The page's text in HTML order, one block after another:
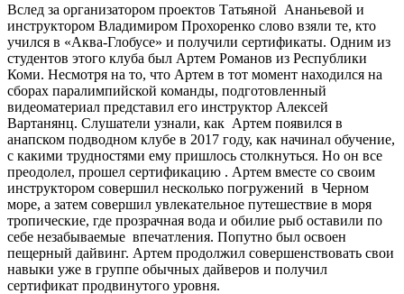
Вслед за организатором проектов Татьяной Ананьевой и
инструктором Владимиром Прохоренко слово взяли те, кто
учился в «Аква-Глобусе» и получили сертификаты. Одним из
студентов этого клуба был Артем Романов из Республики
Коми. Несмотря на то, что Артем в тот момент находился на
сборах паралимпийской команды, подготовленный
видеоматериал представил его инструктор Алексей
Вартанянц. Слушатели узнали, как Артем появился в
анапском подводном клубе в 2017 году, как начинал обучение,
с какими трудностями ему пришлось столкнуться. Но он все
преодолел, прошел сертификацию . Артем вместе со своим
инструктором совершил несколько погружений в Черном
море, а затем совершил увлекательное путешествие в моря
тропические, где прозрачная вода и обилие рыб оставили по
себе незабываемые впечатления. Попутно был освоен
пещерный дайвинг. Артем продолжил совершенствовать свои
навыки уже в группе обычных дайверов и получил
сертификат продвинутого уровня.